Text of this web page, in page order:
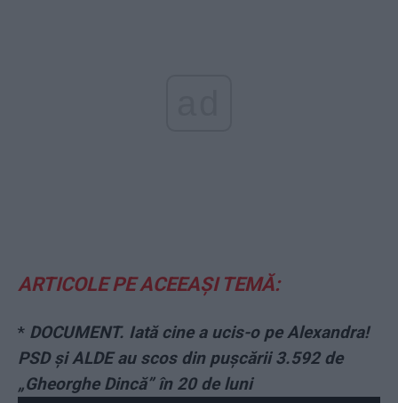
ARTICOLE PE ACEEAȘI TEMĂ:
* DOCUMENT. Iată cine a ucis-o pe Alexandra!
PSD și ALDE au scos din pușcării 3.592 de
„Gheorghe Dincă” în 20 de luni